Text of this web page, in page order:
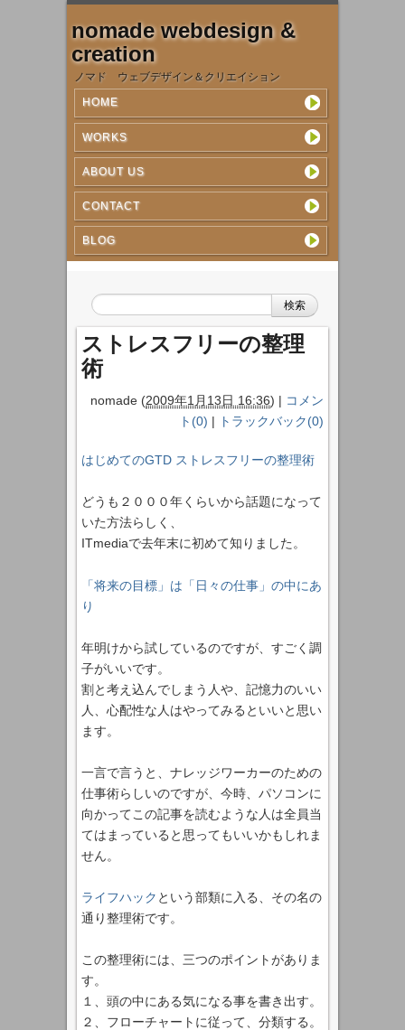
nomade webdesign &
creation
ノマド ウェブデザイン＆クリエイション
HOME
WORKS
ABOUT US
CONTACT
BLOG
検索
ストレスフリーの整理
術
nomade (2009年1月13日 16:36) | コメン
ト(0) | トラックバック(0)
はじめてのGTD ストレスフリーの整理術
どうも２０００年くらいから話題になって
いた方法らしく、
ITmediaで去年末に初めて知りました。
「将来の目標」は「日々の仕事」の中にあ
り
年明けから試しているのですが、すごく調
子がいいです。
割と考え込んでしまう人や、記憶力のいい
人、心配性な人はやってみるといいと思い
ます。
一言で言うと、ナレッジワーカーのための
仕事術らしいのですが、今時、パソコンに
向かってこの記事を読むような人は全員当
てはまっていると思ってもいいかもしれま
せん。
ライフハック という部類に入る、その名の
通り整理術です。
この整理術には、三つのポイントがありま
す。
１、頭の中にある気になる事を書き出す。
２、フローチャートに従って、分類する。